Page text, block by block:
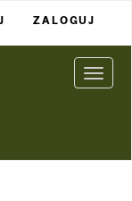
ZALOGUJ